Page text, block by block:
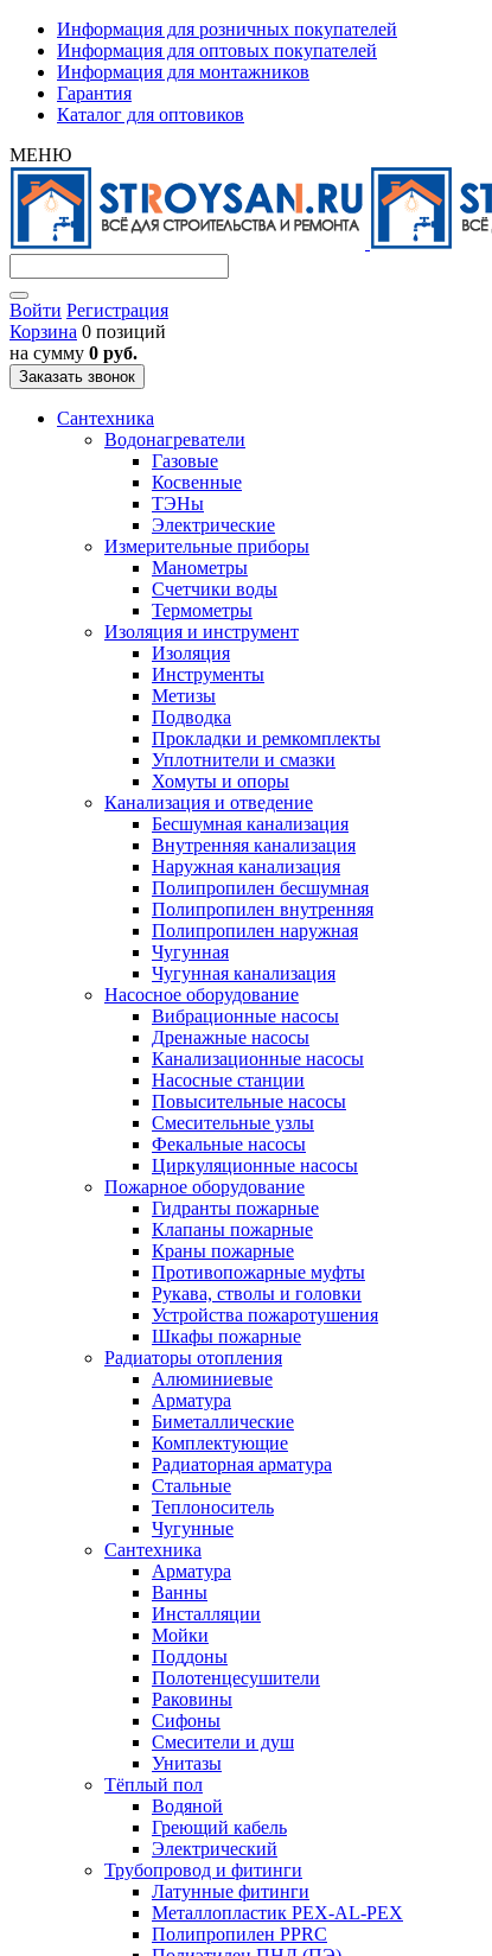
Информация для розничных покупателей
Информация для оптовых покупателей
Информация для монтажников
Гарантия
Каталог для оптовиков
МЕНЮ
Войти Регистрация
Корзина 0 позиций
на сумму 0 руб.
Заказать звонок
Сантехника
Водонагреватели
Газовые
Косвенные
ТЭНы
Электрические
Измерительные приборы
Манометры
Счетчики воды
Термометры
Изоляция и инструмент
Изоляция
Инструменты
Метизы
Подводка
Прокладки и ремкомплекты
Уплотнители и смазки
Хомуты и опоры
Канализация и отведение
Бесшумная канализация
Внутренняя канализация
Наружная канализация
Полипропилен бесшумная
Полипропилен внутренняя
Полипропилен наружная
Чугунная
Чугунная канализация
Насосное оборудование
Вибрационные насосы
Дренажные насосы
Канализационные насосы
Насосные станции
Повысительные насосы
Смесительные узлы
Фекальные насосы
Циркуляционные насосы
Пожарное оборудование
Гидранты пожарные
Клапаны пожарные
Краны пожарные
Противопожарные муфты
Рукава, стволы и головки
Устройства пожаротушения
Шкафы пожарные
Радиаторы отопления
Алюминиевые
Арматура
Биметаллические
Комплектующие
Радиаторная арматура
Стальные
Теплоноситель
Чугунные
Сантехника
Арматура
Ванны
Инсталляции
Мойки
Поддоны
Полотенцесушители
Раковины
Сифоны
Смесители и душ
Унитазы
Тёплый пол
Водяной
Греющий кабель
Электрический
Трубопровод и фитинги
Латунные фитинги
Металлопластик PEX-AL-PEX
Полипропилен PPRC